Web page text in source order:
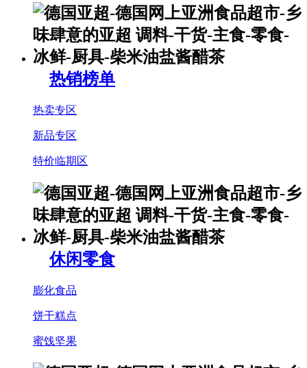
热销榜单
热卖专区
新品专区
特价临期区
休闲零食
膨化食品
饼干糕点
蜜饯坚果